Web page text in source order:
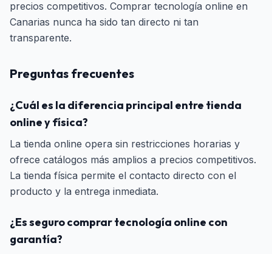
precios competitivos. Comprar tecnología online en
Canarias nunca ha sido tan directo ni tan
transparente.
Preguntas frecuentes
¿Cuál es la diferencia principal entre tienda
online y física?
La tienda online opera sin restricciones horarias y
ofrece catálogos más amplios a precios competitivos.
La tienda física permite el contacto directo con el
producto y la entrega inmediata.
¿Es seguro comprar tecnología online con
garantía?